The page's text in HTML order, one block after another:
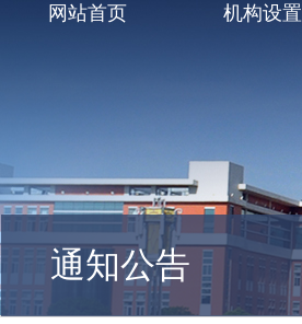
网站首页 机构设置
通知公告